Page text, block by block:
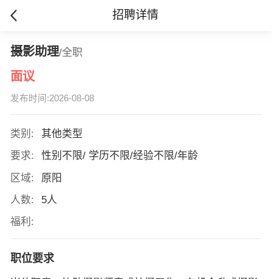
招聘详情
摄影助理/全职
面议
发布时间:2026-08-08
类别:
其他类型
要求:
性别不限/ 学历不限/经验不限/年龄
区域:
原阳
人数:
5人
福利:
职位要求